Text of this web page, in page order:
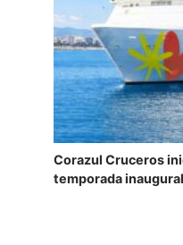
Corazul Cruceros
temporada